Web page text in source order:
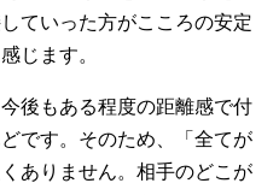
ていった方がこころの安定
じます。
後もある程度の距離感で付
です。そのため、「全てが
ありません。相手のどこが